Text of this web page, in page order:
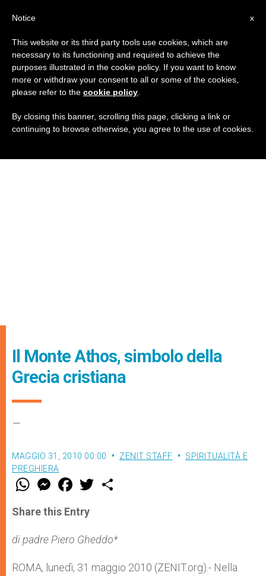
Il Monte Athos, simbolo della
Grecia cristiana
–
MAGGIO 31, 2010 00:00 ZENIT STAFF
SPIRITUALITÀ E
PREGHIERA
W
t
s
p
p
M
e
s
e
g
e
F
a
e
b
o
k
w
r
Share this Entry
di padre Piero Gheddo*
ROMA, lunedì, 31 maggio 2010 (ZENIT.org).- Nella
x
Notice
This website or its third party tools use cookies, which are
necessary to its functioning and required to achieve the
purposes illustrated in the cookie policy. If you want to know
more or withdraw your consent to all or some of the cookies,
please refer to the cookie policy
By closing this banner, scrolling this page, clicking a link or
continuing to browse otherwise, you agree to the use of cookies.